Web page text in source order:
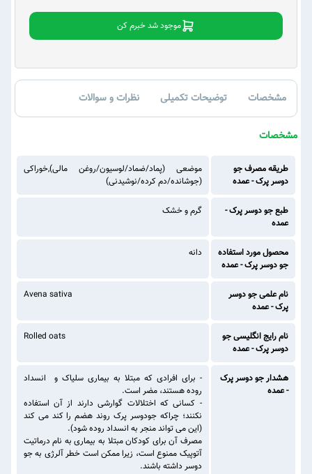
موجود شد خبرم کن
مشخصات توضیحات تکمیلی نظرات و سوالات
مشخصات
طریقه مصرف جو
دوسر پرک - عمده
موضعی (پماد/ضماد/لوسیون/روغن مالی),خوراکی
(جوشانده/دم کرده/نوشیدنی)
طبع جو دوسر پرک -
عمده
گرم و خشک
محصول مورد استفاده
جو دوسر پرک - عمده
دانه
نام علمی جو دوسر
پرک - عمده
Avena sativa
نام رایج انگلیسی جو
دوسر پرک - عمده
Rolled oats
هشدار جو دوسر پرک
- عمده
- برای افرادی که مبتلا به بیماری سلیاک و انسداد
روده هستند، مضر است.
- کسانی که اختلالات گوارشی دارند از آن استفاده
نکنند؛ چراکه جودوسر پرک روند هضم را کند می کند
(این می تواند منجر به انسداد روده شود).
مصرف آن برای کودکان مبتلا به بیماری به نام درماتیت
آتوپیک ممنوع است، زیرا ممکن است خطر آلرژی به جو
دوسر داشته باشند.